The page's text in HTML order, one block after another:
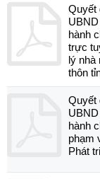
Quyết
hành
trực
lý nhà
thôn
Quyết
hành
phạm
Phát